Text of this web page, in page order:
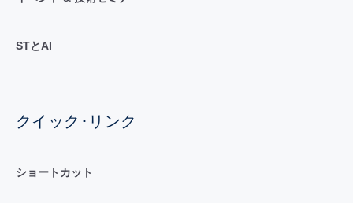
STとAI
クイック･リンク
ショートカット